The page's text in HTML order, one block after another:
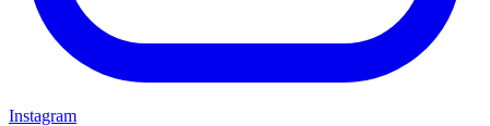
Instagram